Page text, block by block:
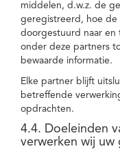
middelen, d.w.z. de
geregistreerd, hoe de
doorgestuurd naar en
onder deze partners
bewaarde informatie.
Elke partner blijft
betreffende
opdrachten.
4.4. Doeleinden
verwerken wij uw